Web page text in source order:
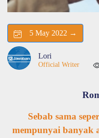
5 May 2022 →
Lori
Official Writer
Sebab sama
mempunyai banyak